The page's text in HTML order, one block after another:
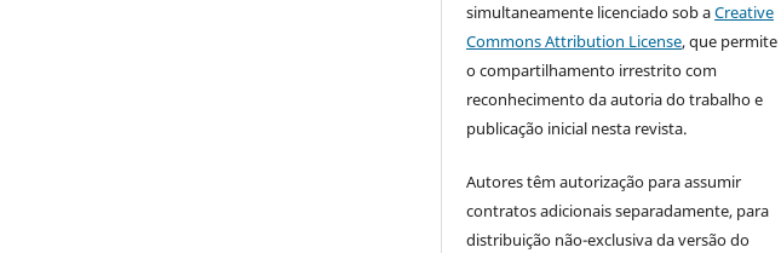
simultaneamente licenciado sob aCreative
Commons Attribution License, que permite
o compartilhamento irrestrito com
reconhecimento da autoria do trabalho e
publicação inicial nesta revista.
Autores têm autorização para assumir
contratos adicionais separadamente, para
distribuição não-exclusiva da versão do